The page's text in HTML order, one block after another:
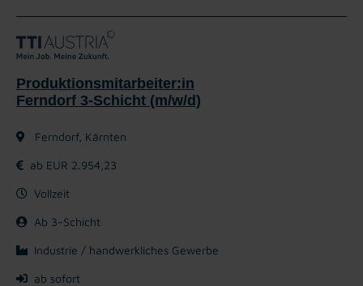
Produktionsmitarbeiter:in
Ferndorf 3-Schicht (m/w/d)
Ferndorf, Kärnten
ab EUR 2.954,23
Vollzeit
Ab 3-Schicht
Industrie / handwerkliches Gewerbe
ab sofort